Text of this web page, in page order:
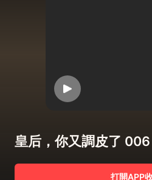
皇后，你又調皮了
打開APP